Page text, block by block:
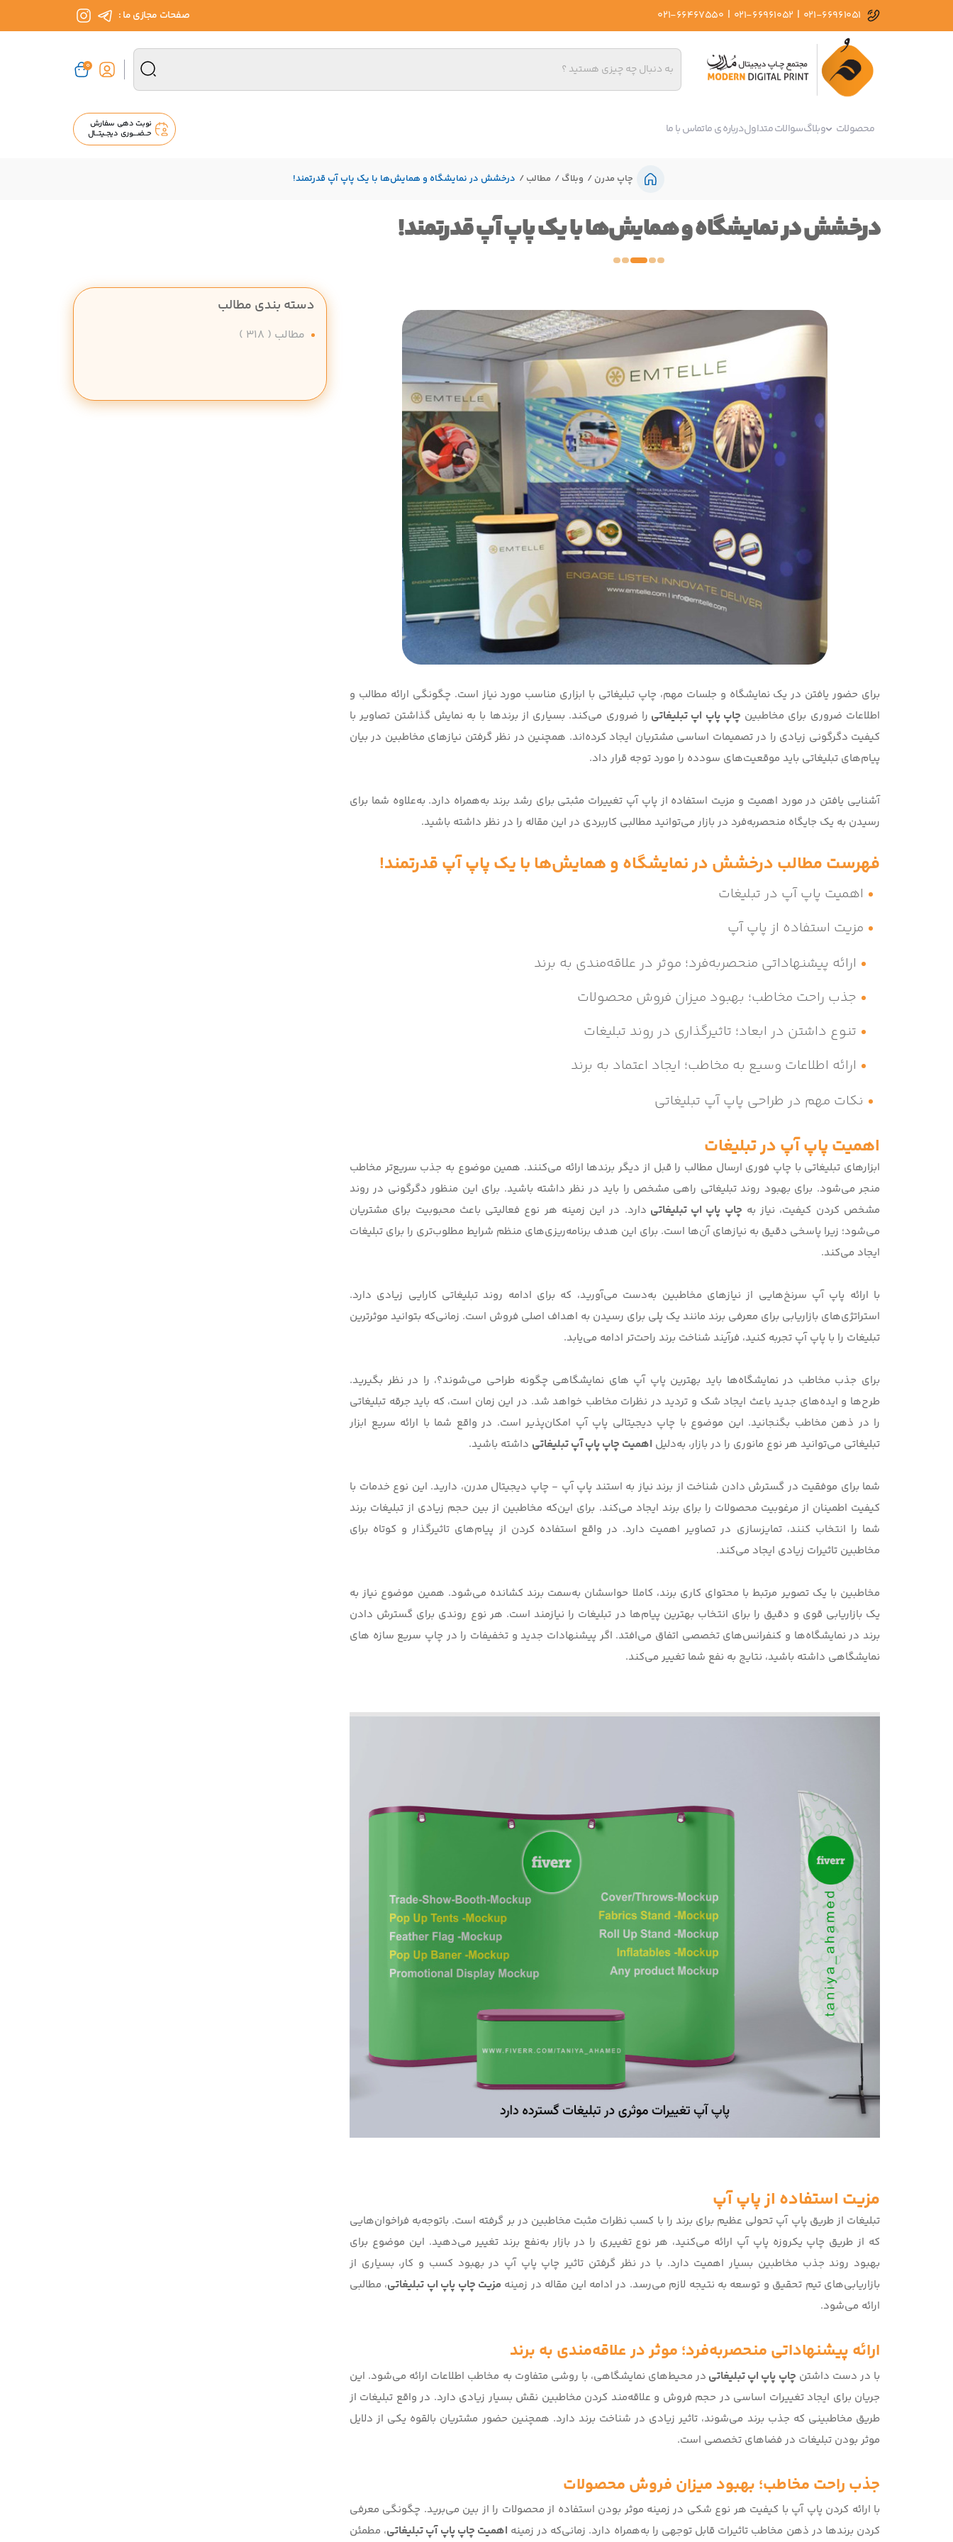
021-66961051
|
021-66961052
|
021-66467550 صفحات مجازی ما :
0
محصولات وبلاگسوالات متداولدرباره ی ماتماس با ما
نوبت دهی سفارش
حــضــــوری دیجــیتـــال
چاپ مدرن وبلاگ مطالب درخشش در نمایشگاه و همایش‌ها با یک پاپ آپ قدرتمند!
درخشش در نمایشگاه و همایش‌ها با یک پاپ آپ قدرتمند!
برای حضور یافتن در یک نمایشگاه و جلسات مهم، چاپ تبلیغاتی با ابزاری مناسب مورد نیاز است. چگونگی ارائه مطالب و
اطلاعات ضروری برای مخاطبین چاپ پاپ اپ تبلیغاتی را ضروری می‌کند. بسیاری از برندها با به نمایش گذاشتن تصاویر با
کیفیت دگرگونی زیادی را در تصمیمات اساسی مشتریان ایجاد کرده‌اند. همچنین در نظر گرفتن نیازهای مخاطبین در بیان
پیام‌های تبلیغاتی باید موقعیت‌های سودده را مورد توجه قرار داد.
آشنایی یافتن در مورد اهمیت و مزیت استفاده از پاپ آپ تغییرات مثبتی برای رشد برند به‌همراه دارد. به‌علاوه شما برای
رسیدن به یک جایگاه منحصربه‌فرد در بازار می‌توانید مطالبی کاربردی در این مقاله را در نظر داشته باشید.
فهرست مطالب درخشش در نمایشگاه و همایش‌ها با یک پاپ آپ قدرتمند!
اهمیت پاپ آپ در تبلیغات
مزیت استفاده از پاپ آپ
ارائه پیشنهاداتی منحصربه‌فرد؛ موثر در علاقه‌مندی به برند
جذب راحت مخاطب؛ بهبود میزان فروش محصولات
تنوع داشتن در ابعاد؛ تاثیرگذاری در روند تبلیغات
ارائه اطلاعات وسیع به مخاطب؛ ایجاد اعتماد به برند
نکات مهم در طراحی پاپ آپ تبلیغاتی
اهمیت پاپ آپ در تبلیغات
ابزارهای تبلیغاتی با چاپ فوری ارسال مطالب را قبل از دیگر برندها ارائه می‌کنند. همین موضوع به جذب سریع‌تر مخاطب
منجر می‌شود. برای بهبود روند تبلیغاتی راهی مشخص را باید در نظر داشته باشید. برای این منظور دگرگونی در روند
مشخص کردن کیفیت، نیاز به چاپ پاپ اپ تبلیغاتی دارد. در این زمینه هر نوع فعالیتی باعث محبوبیت برای مشتریان
می‌شود؛ زیرا پاسخی دقیق به نیازهای آن‌ها است. برای این هدف برنامه‌ریز‌ی‌های منظم شرایط مطلوب‌تری را برای تبلیغات
ایجاد می‌کند.
با ارائه پاپ آپ سرنخ‌هایی از نیازهای مخاطبین به‌دست می‌آورید، که برای ادامه روند تبلیغاتی کارایی زیادی دارد.
استراتژی‌های بازاریابی برای معرفی برند مانند یک پلی برای رسیدن به اهداف اصلی فروش است. زمانی‌که بتوانید موثرترین
تبلیغات را با پاپ آپ تجربه کنید، فرآیند شناخت برند راحت‌تر ادامه می‌یابد.
برای جذب مخاطب در نمایشگاه‌ها باید بهترین پاپ آپ های نمایشگاهی چگونه طراحی می‌شوند؟، را در نظر بگیرید.
طرح‌ها و ایده‌های جدید باعث ایجاد شک و تردید در نظرات مخاطب خواهد شد. در این زمان است، که باید جرقه تبلیغاتی
را در ذهن مخاطب بگنجانید. این موضوع با چاپ دیجیتالی پاپ آپ امکان‌پذیر است. در واقع شما با ارائه سریع ابزار
تبلیغاتی می‌توانید هر نوع مانوری را در بازار، به‌دلیل اهمیت چاپ پاپ آپ تبلیغاتی داشته باشید.
شما برای موفقیت در گسترش دادن شناخت از برند نیاز به استند پاپ آپ - چاپ دیجیتال مدرن، دارید. این نوع خدمات با
کیفیت اطمینان از مرغوبیت محصولات را برای برند ایجاد می‌کند. برای این‌که مخاطبین از بین حجم زیادی از تبلیغات برند
شما را انتخاب کنند، تمایزسازی در تصاویر اهمیت دارد. در واقع استفاده کردن از پیام‌های تاثیرگذار و کوتاه برای
مخاطبین تاثیرات زیادی ایجاد می‌کند.
مخاطبین با یک تصویر مرتبط با محتوای کاری برند، کاملا حواسشان به‌سمت برند کشانده می‌شود. همین موضوع نیاز به
یک بازاریابی قوی و دقیق را برای انتخاب بهترین پیام‌ها در تبلیغات را نیازمند است. هر نوع روندی برای گسترش دادن
برند در نمایشگاه‌ها و کنفرانس‌های تخصصی اتفاق می‌افتد. اگر پیشنهادات جدید و تخفیفات را در چاپ سریع سازه های
نمایشگاهی داشته باشید، نتایج به نفع شما تغییر می‌کند.
مزیت استفاده از پاپ آپ
تبلیغات از طریق پاپ آپ تحولی عظیم برای برند را با کسب نظرات مثبت مخاطبین در بر گرفته است. باتوجه‌به فراخوان‌‌هایی
که از طریق چاپ یکروزه پاپ آپ ارائه می‌کنید، هر نوع تغییری را در بازار به‌نفع برند تغییر می‌دهید. این موضوع برای
بهبود روند جذب مخاطبین بسیار اهمیت دارد. با در نظر گرفتن تاثیر چاپ پاپ آپ در بهبود کسب و کار، بسیاری از
بازاریابی‌های تیم تحقیق و توسعه به نتیجه لازم می‌رسد. در ادامه این مقاله در زمینه مزیت چاپ پاپ اپ تبلیغاتی، مطالبی
ارائه می‌شود.
ارائه پیشنهاداتی منحصربه‌فرد؛ موثر در علاقه‌مندی به برند
با در دست داشتن چاپ پاپ اپ تبلیغاتی در محیط‌های نمایشگاهی، با روشی متفاوت به مخاطب اطلاعات ارائه می‌شود. این
جریان برای ایجاد تغییرات اساسی در حجم فروش و علاقه‌مند کردن مخاطبین نقش بسیار زیادی دارد. در واقع تبلیغات از
طریق مخاطبینی که جذب برند می‌شوند، تاثیر زیادی در شناخت برند دارد. همچنین حضور مشتریان بالقوه یکی از دلایل
موثر بودن تبلیغات در فضاهای تخصصی است.
جذب راحت مخاطب؛ بهبود میزان فروش محصولات
با ارائه کردن پاپ آپ با کیفیت هر نوع شکی در زمینه موثر بودن استفاده از محصولات را از بین می‌برید. چگونگی معرفی
کردن برندها در ذهن مخاطب تاثیرات قابل توجهی را به‌همراه دارد. زمانی‌که در زمینه اهمیت چاپ پاپ آپ تبلیغاتی، مطمئن
دسته بندی مطالب
مطالب ( 318 )